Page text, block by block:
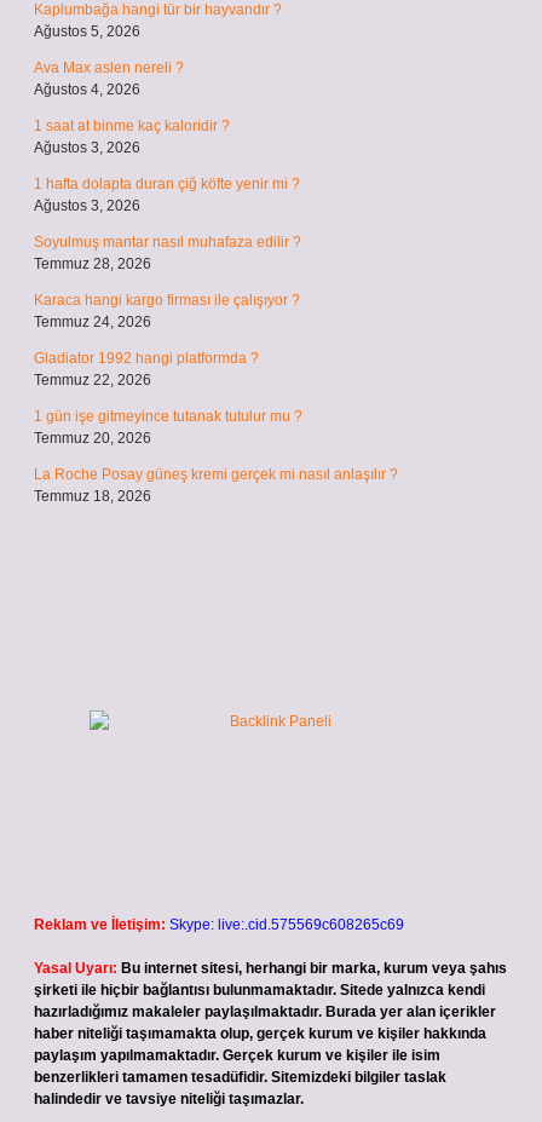
Kaplumbağa hangi tür bir hayvandır ?
Ağustos 5, 2026
Ava Max aslen nereli ?
Ağustos 4, 2026
1 saat at binme kaç kaloridir ?
Ağustos 3, 2026
1 hafta dolapta duran çiğ köfte yenir mi ?
Ağustos 3, 2026
Soyulmuş mantar nasıl muhafaza edilir ?
Temmuz 28, 2026
Karaca hangi kargo firması ile çalışıyor ?
Temmuz 24, 2026
Gladiator 1992 hangi platformda ?
Temmuz 22, 2026
1 gün işe gitmeyince tutanak tutulur mu ?
Temmuz 20, 2026
La Roche Posay güneş kremi gerçek mi nasıl anlaşılır ?
Temmuz 18, 2026
Reklam ve İletişim: Skype: live:.cid.575569c608265c69
Yasal Uyarı: Bu internet sitesi, herhangi bir marka, kurum veya şahıs
şirketi ile hiçbir bağlantısı bulunmamaktadır. Sitede yalnızca kendi
hazırladığımız makaleler paylaşılmaktadır. Burada yer alan içerikler
haber niteliği taşımamakta olup, gerçek kurum ve kişiler hakkında
paylaşım yapılmamaktadır. Gerçek kurum ve kişiler ile isim
benzerlikleri tamamen tesadüfidir. Sitemizdeki bilgiler taslak
halindedir ve tavsiye niteliği taşımazlar.